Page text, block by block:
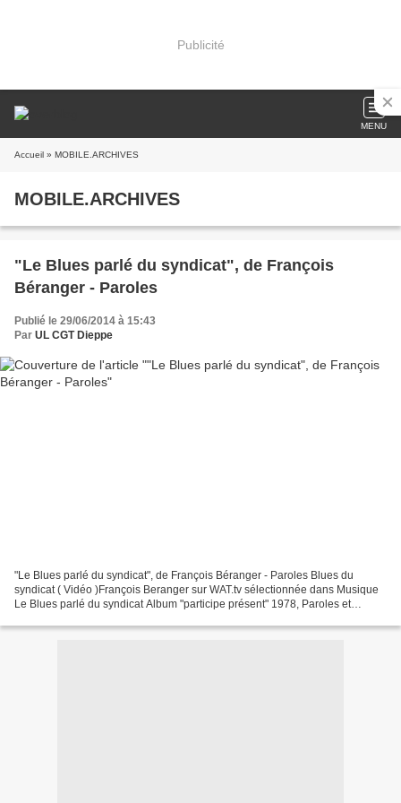
Publicité
MENU
Accueil » MOBILE.ARCHIVES
MOBILE.ARCHIVES
"Le Blues parlé du syndicat", de François
Béranger - Paroles
Publié le 29/06/2014 à 15:43
Par UL CGT Dieppe
"Le Blues parlé du syndicat", de François Béranger - Paroles Blues du
syndicat ( Vidéo )François Beranger sur WAT.tv sélectionnée dans Musique
Le Blues parlé du syndicat Album "participe présent" 1978, Paroles et